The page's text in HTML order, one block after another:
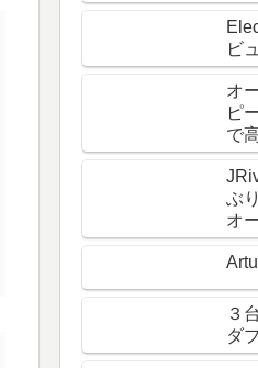
ビ
オ
ピ
で
ぶ
オ
３
ダ